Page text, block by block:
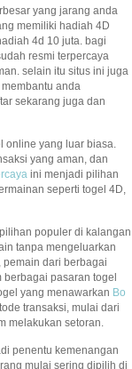
yang jarang anda
memiliki hadiah 4D
4d 10 juta. bagi
resmi terpercaya
selain itu situs ini juga
anda
sekarang juga dan
online yang luar biasa.
yang aman, dan
ini menjadi pilihan
seperti togel 4D,
populer di kalangan
tanpa mengeluarkan
dari berbagai
berbagai pasaran togel
yang menawarkan Bo
transaksi, mulai dari
melakukan setoran.
penentu kemenangan
mulai sering dipilih di